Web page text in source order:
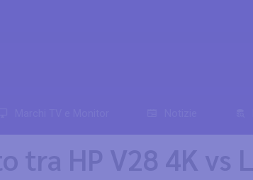
tra HP V28 4K vs